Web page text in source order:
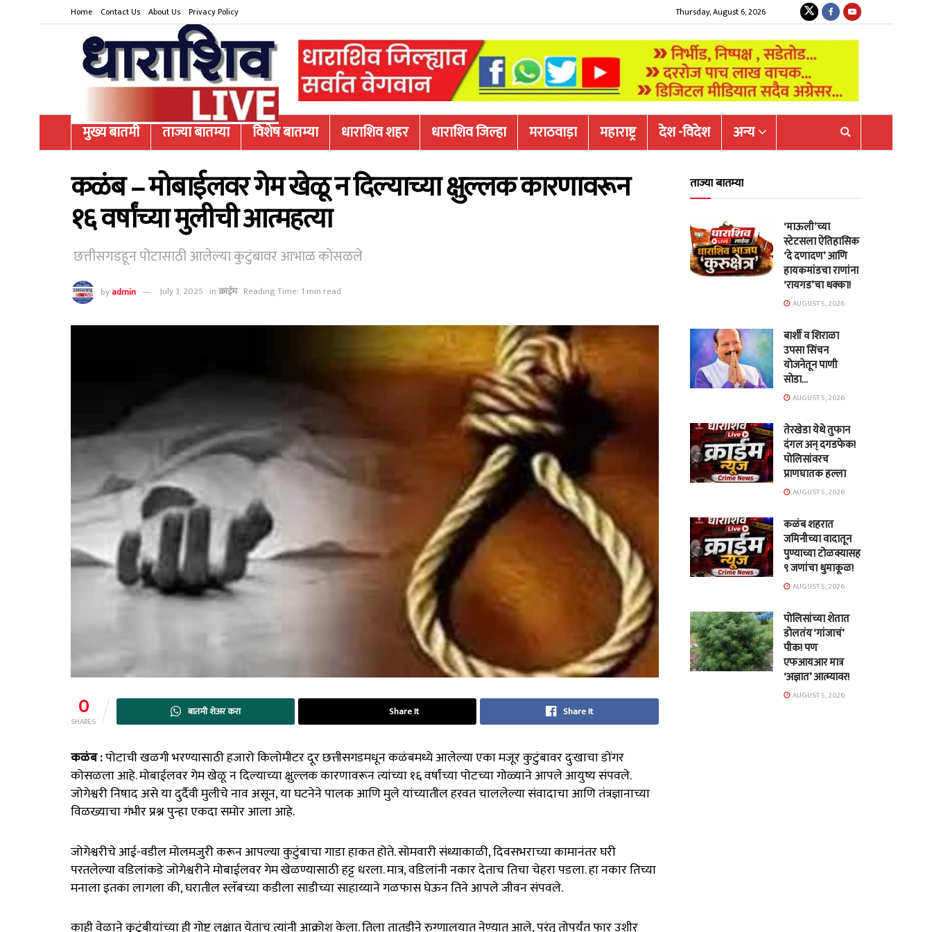
Home Contact Us About Us Privacy Policy Thursday, August 6, 2026
मुख्य बातमी ताज्या बातम्या विशेष बातम्या धाराशिव शहर धाराशिव जिल्हा मराठवाड़ा महाराष्ट्र देश -विदेश अन्य
कळंब – मोबाईलवर गेम खेळू न दिल्याच्या क्षुल्लक कारणावरून
१६ वर्षांच्या मुलीची आत्महत्या
छत्तीसगडहून पोटासाठी आलेल्या कुटुंबावर आभाळ कोसळले
byadmin July 3, 2025 inक्राईम Reading Time: 1 min read
0
SHARES
बातमी शेअर करा Share It Share It
कळंब :पोटाची खळगी भरण्यासाठी हजारो किलोमीटर दूर छत्तीसगडमधून कळंबमध्ये आलेल्या एका मजूर कुटुंबावर दुःखाचा डोंगर
कोसळला आहे. मोबाईलवर गेम खेळू न दिल्याच्या क्षुल्लक कारणावरून त्यांच्या १६ वर्षांच्या पोटच्या गोळ्याने आपले आयुष्य संपवले.
जोगेश्वरी निषाद असे या दुर्दैवी मुलीचे नाव असून, या घटनेने पालक आणि मुले यांच्यातील हरवत चाललेल्या संवादाचा आणि तंत्रज्ञानाच्या
विळख्याचा गंभीर प्रश्न पुन्हा एकदा समोर आला आहे.
जोगेश्वरीचे आई-वडील मोलमजुरी करून आपल्या कुटुंबाचा गाडा हाकत होते. सोमवारी संध्याकाळी, दिवसभराच्या कामानंतर घरी
परतलेल्या वडिलांकडे जोगेश्वरीने मोबाईलवर गेम खेळण्यासाठी हट्ट धरला. मात्र, वडिलांनी नकार देताच तिचा चेहरा पडला. हा नकार तिच्या
मनाला इतका लागला की, घरातील स्लॅबच्या कडीला साडीच्या साहाय्याने गळफास घेऊन तिने आपले जीवन संपवले.
ताज्या बातम्या
‘माऊली’च्या
स्टेटसला ऐतिहासिक
‘दे दणादण’ आणि
हायकमांडचा राणांना
‘रायगड’चा धक्का!
AUGUST 5, 2026
बार्शी व शिराळा
उपसा सिंचन
योजनेतून पाणी
सोडा…
AUGUST 5, 2026
तेरखेडा येथे तुफान
दंगल अन् दगडफेक!
पोलिसांवरच
प्राणघातक हल्ला
AUGUST 5, 2026
कळंब शहरात
जमिनीच्या वादातून
पुण्याच्या टोळक्यासह
९ जणांचा धुमाकूळ!
AUGUST 5, 2026
पोलिसांच्या शेतात
डोलतंय ‘गांजाचं’
पीक! पण
एफआयआर मात्र
‘अज्ञात’ आत्म्यावर!
AUGUST 5, 2026